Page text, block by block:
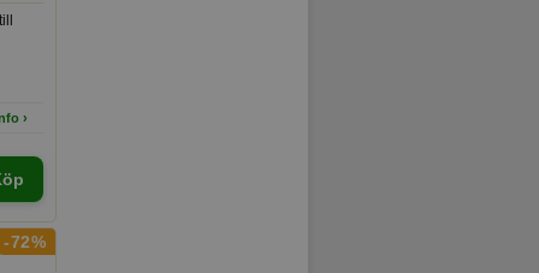
›
-72%